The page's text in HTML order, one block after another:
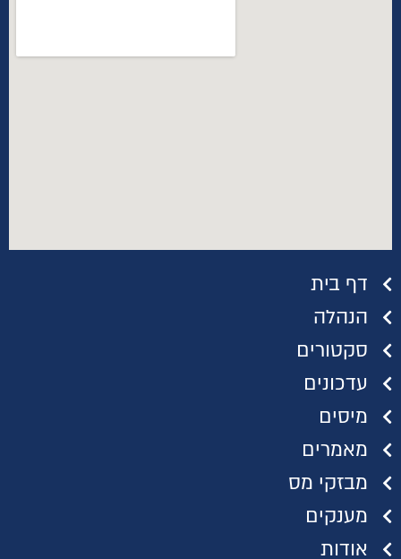
דף בית
הנהלה
סקטורים
עדכונים
מיסים
מאמרים
מבזקי מס
מענקים
אודות